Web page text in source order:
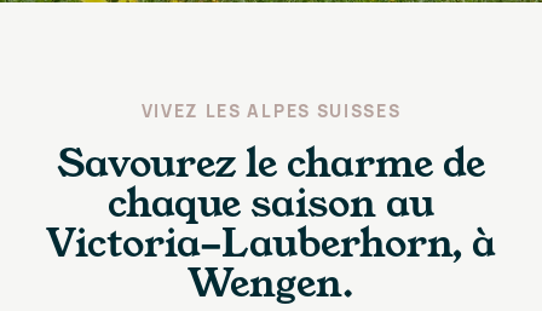
VIVEZ LES ALPES SUISSES
Savourez le charme de
chaque saison au
Victoria-Lauberhorn, à
Wengen.